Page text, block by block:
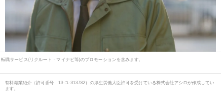
転職サービス(リクルート・マイナビ等)のプロモーションを含みます。
有料職業紹介（許可番号：13-ユ-313782）の厚生労働大臣許可を受けている株式会社アシロが作成してい
ます。